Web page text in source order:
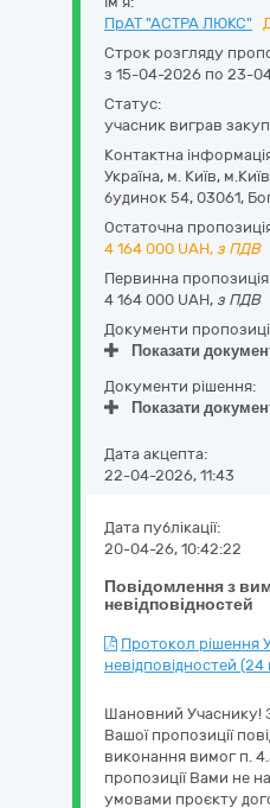
ПрАТ "АСТРА ЛЮКС"
Строк розгляду
з 15-04-2026 по 23-
Статус:
учасник виграв
Контактна
Україна, м. Київ,
будинок 54, 03061,
Остаточна
4 164 000 UAH, з ПДВ
Первинна
4 164 000 UAH, з ПДВ
Документи
Показати
Документи рішення:
Показати
Дата акцепта:
22-04-2026, 11:43
Повідомлення з
невідповідностей
Дата публікації:
20-04-26, 10:42:22
Протокол рішення
невідповідностей (24
Шановний Учаснику!
Вашої пропозиції
виконання вимог п.
пропозиції Вами не
умовами проєкту